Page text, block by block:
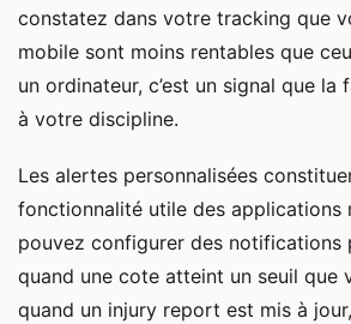
constatez dans votre tracking que
mobile sont moins rentables que
un ordinateur, c’est un signal que la
à votre discipline.
Les alertes personnalisées
fonctionnalité utile des applications
pouvez configurer des notifications
quand une cote atteint un seuil que
quand un injury report est mis à